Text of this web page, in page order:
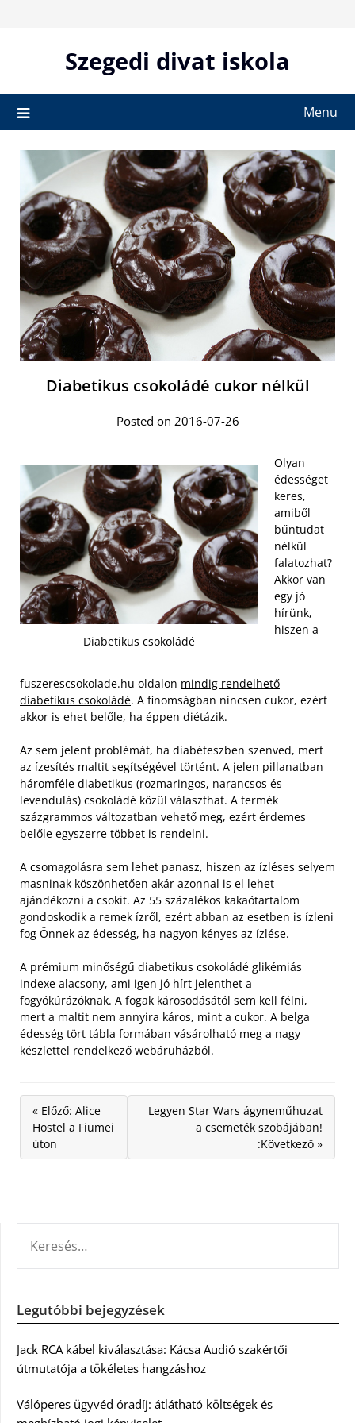
Szegedi divat iskola
Menu
Diabetikus csokoládé cukor nélkül
Posted on 2016-07-26
Diabetikus csokoládé
Olyan
édességet
keres,
amiből
bűntudat
nélkül
falatozhat?
Akkor van
egy jó
hírünk,
hiszen a
fuszerescsokolade.hu oldalon mindig rendelhető
diabetikus csokoládé. A finomságban nincsen cukor, ezért
akkor is ehet belőle, ha éppen diétázik.
Az sem jelent problémát, ha diabéteszben szenved, mert
az ízesítés maltit segítségével történt. A jelen pillanatban
háromféle diabetikus (rozmaringos, narancsos és
levendulás) csokoládé közül választhat. A termék
százgrammos változatban vehető meg, ezért érdemes
belőle egyszerre többet is rendelni.
A csomagolásra sem lehet panasz, hiszen az ízléses selyem
masninak köszönhetően akár azonnal is el lehet
ajándékozni a csokit. Az 55 százalékos kakaótartalom
gondoskodik a remek ízről, ezért abban az esetben is ízleni
fog Önnek az édesség, ha nagyon kényes az ízlése.
A prémium minőségű diabetikus csokoládé glikémiás
indexe alacsony, ami igen jó hírt jelenthet a
fogyókúrázóknak. A fogak károsodásától sem kell félni,
mert a maltit nem annyira káros, mint a cukor. A belga
édesség tört tábla formában vásárolható meg a nagy
készlettel rendelkező webáruházból.
« Előző: Alice
Hostel a Fiumei
úton
Legyen Star Wars ágyneműhuzat
a csemeték szobájában!
:Következő »
Legutóbbi bejegyzések
Jack RCA kábel kiválasztása: Kácsa Audió szakértői
útmutatója a tökéletes hangzáshoz
Válóperes ügyvéd óradíj: átlátható költségek és